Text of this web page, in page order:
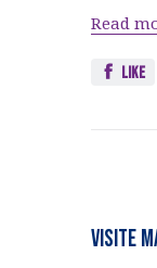
Read
Like
VISITE